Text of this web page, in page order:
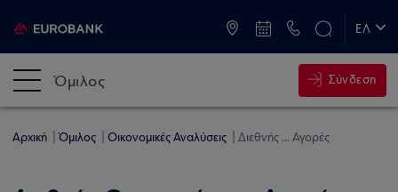
ΕΛ
Όμιλος Σύνδεση
Αρχική Όμιλος Οικονομικές Αναλύσεις Διεθνής ... Αγορές